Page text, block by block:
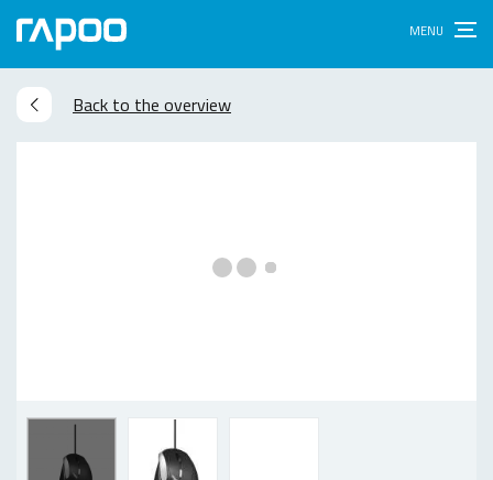
Back to the overview